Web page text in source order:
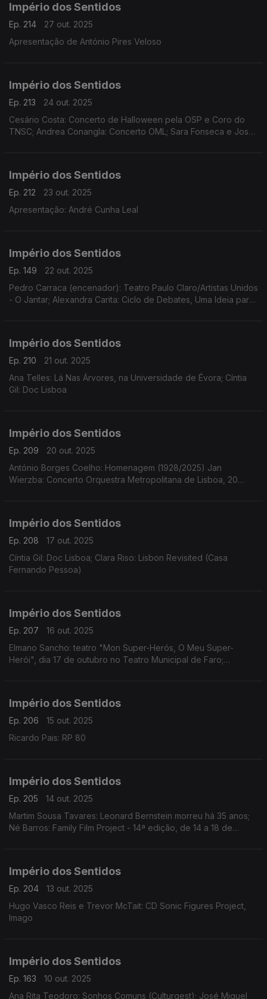
Império dos Sentidos
Ep. 214
27 out. 2025
Apresentação de António Pires Veloso
Império dos Sentidos
Ep. 213
24 out. 2025
Cesário Costa: Concerto de Halloween pela OSP e Coro do
TNSC; Andrea Conangla: Concerto OML; Sara Fonseca e José
Império dos Sentidos
Ep. 212
23 out. 2025
Apresentação: André Cunha Leal
Império dos Sentidos
Ep. 149
22 out. 2025
Pedro Carraca (encenador): Teatro Paulo Claro/Artistas Unidos
- O Jantar; Alexandra Carita: Ciclo de Debates, Uma Ideia para
Império dos Sentidos
Ep. 210
21 out. 2025
Ana Telles: Lá Nas Árvores, na Universidade de Évora; Cíntia
Gil: Doc Lisboa
Império dos Sentidos
Ep. 209
20 out. 2025
António Borges Coelho: Homenagem (1928/2025) Jan
Wierzba: Concerto Orquestra Metropolitana de Lisboa, 20
Império dos Sentidos
Ep. 208
17 out. 2025
Cíntia Gil: Doc Lisboa; Clara Riso: Lisbon Revisited (Casa
Fernando Pessoa)
Império dos Sentidos
Ep. 207
16 out. 2025
Elmano Sancho: teatro "Mon Super-Herós, O Meu Super-
Herói", dia 17 de outubro no Teatro Municipal de Faro;
Império dos Sentidos
Ep. 206
15 out. 2025
Ricardo Pais: RP 80
Império dos Sentidos
Ep. 205
14 out. 2025
Martim Sousa Tavares: Leonard Bernstein morreu há 35 anos;
Né Barros: Family Film Project - 14ª edição, de 14 a 18 de
Império dos Sentidos
Ep. 204
13 out. 2025
Hugo Vasco Reis e Trevor McTait: CD Sonic Figures Project,
Imago
Império dos Sentidos
Ep. 163
10 out. 2025
Ana Rita Teodoro: Sonhos Comuns (Culturgest); José Miguel